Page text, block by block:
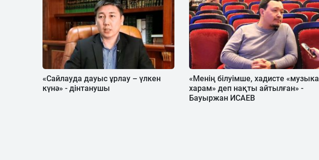
«Сайлауда дауыс ұрлау – үлкен
күнә» - дінтанушы
«Менің білуімше, хадисте «музыка
харам» деп нақты айтылған» -
Бауыржан ИСАЕВ